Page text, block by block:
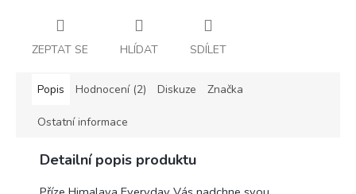
ZEPTAT SE HLÍDAT SDÍLET
Popis Hodnocení (2) Diskuze Značka
Ostatní informace
Detailní popis produktu